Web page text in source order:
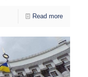
Read more